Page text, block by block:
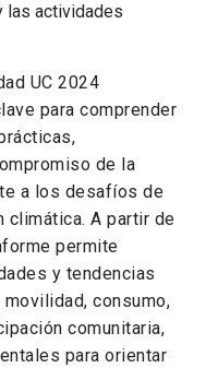
las actividades
UC 2024
para comprender
de la
a los desafíos de
climática. A partir de
permite
y tendencias
consumo,
comunitaria,
para orientar